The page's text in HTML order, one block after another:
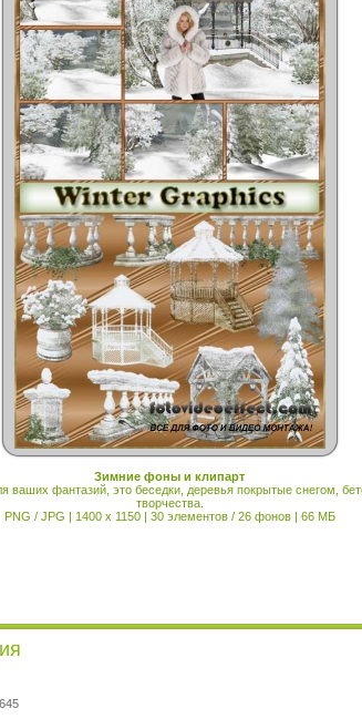
Зимние фоны и клипарт
ваших фантазий, это беседки, деревья покрытые снегом,
творчества.
PNG / JPG | 1400 x 1150 | 30 элементов / 26 фонов | 66 МБ